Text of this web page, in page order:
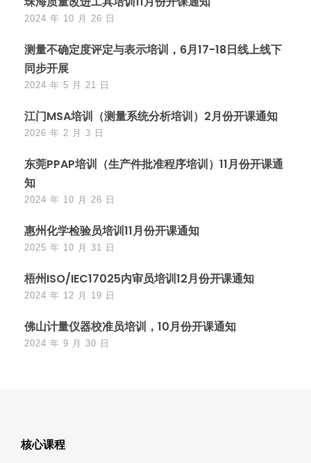
2024 年 10 月 26 日
测量不确定度评定与表示培训，6月17-18日线上线下
同步开展
2024 年 5 月 21 日
江门MSA培训（测量系统分析培训）2月份开课通知
2026 年 2 月 3 日
东莞PPAP培训（生产件批准程序培训）11月份开课通
知
2024 年 10 月 26 日
惠州化学检验员培训11月份开课通知
2025 年 10 月 31 日
梧州ISO/IEC17025内审员培训12月份开课通知
2024 年 12 月 19 日
佛山计量仪器校准员培训，10月份开课通知
2024 年 9 月 30 日
核心课程